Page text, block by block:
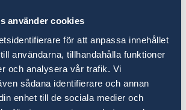
använder cookies
för att anpassa innehållet
användarna, tillhandahålla funktioner
och analysera vår trafik. Vi
sådana identifierare och annan
enhet till de sociala medier och
Board of Kalmar
Board of Kronoberg